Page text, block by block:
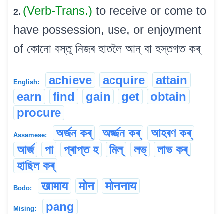
2. (Verb-Trans.) to receive or come to
have possession, use, or enjoyment
of কোনো বস্তু নিজৰ হাতলৈ আন্ বা হস্তগত কৰ্
English: achieve acquire
attain
earn
find gain get
obtain
procure
Assamese: অৰ্জন কৰ্ অৰ্জ্জন কৰ্
আহৰণ কৰ্
আৰ্জ
পা প্ৰাপ্ত হ মিল্ লভ্
লাভ কৰ্
হাছিল কৰ্
Bodo: खामाय मोन मोननाय
Mising: pang